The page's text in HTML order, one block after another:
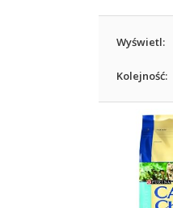
Wyświetl:
Kolejność: